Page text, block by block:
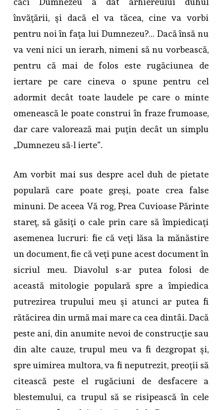
învăţării, şi dacă el va tăcea, cine va vorbi
pentru noi în faţa lui Dumnezeu?… Dacă însă nu
va veni nici un ierarh, nimeni să nu vorbească,
pentru că mai de folos este rugăciunea de
iertare pe care cineva o spune pentru cel
adormit decât toate laudele pe care o minte
omenească le poate construi în fraze frumoase,
dar care valorează mai puţin decât un simplu
„Dumnezeu să-l ierte”.
Am vorbit mai sus despre acel duh de pietate
populară care poate greşi, poate crea false
minuni. De aceea Vă rog, Prea Cuvioase Părinte
stareţ, să găsiţi o cale prin care să împiedicaţi
asemenea lucruri: fie că veţi lăsa la mănăstire
un document, fie că veţi pune acest document în
sicriul meu. Diavolul s-ar putea folosi de
această mitologie populară spre a împiedica
putrezirea trupului meu şi atunci ar putea fi
rătăcirea din urmă mai mare ca cea dintâi. Dacă
peste ani, din anumite nevoi de construcţie sau
din alte cauze, trupul meu va fi dezgropat şi,
spre uimirea multora, va fi neputrezit, preoţii să
citească peste el rugăciuni de desfacere a
blestemului, ca trupul să se risipească în cele